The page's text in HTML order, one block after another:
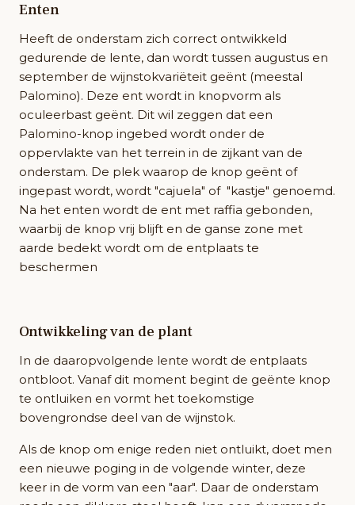
Enten
Heeft de onderstam zich correct ontwikkeld
gedurende de lente, dan wordt tussen augustus en
september de wijnstokvariëteit geënt (meestal
Palomino). Deze ent wordt in knopvorm als
oculeerbast geënt. Dit wil zeggen dat een
Palomino-knop ingebed wordt onder de
oppervlakte van het terrein in de zijkant van de
onderstam. De plek waarop de knop geënt of
ingepast wordt, wordt "cajuela" of "kastje" genoemd.
Na het enten wordt de ent met raffia gebonden,
waarbij de knop vrij blijft en de ganse zone met
aarde bedekt wordt om de entplaats te
beschermen
Ontwikkeling van de plant
In de daaropvolgende lente wordt de entplaats
ontbloot. Vanaf dit moment begint de geënte knop
te ontluiken en vormt het toekomstige
bovengrondse deel van de wijnstok.
Als de knop om enige reden niet ontluikt, doet men
een nieuwe poging in de volgende winter, deze
keer in de vorm van een "aar". Daar de onderstam